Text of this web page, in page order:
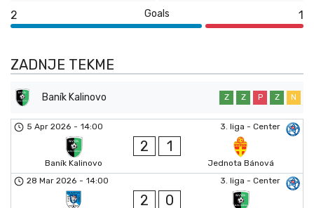
2 Goals 1
ZADNJE TEKME
Baník Kalinovo Z Z P Z N
3. liga - Center
5 Apr 2026 - 14:00
Baník Kalinovo
2 1
Jednota Bánová
3. liga - Center
28 Mar 2026 - 14:00
2 0